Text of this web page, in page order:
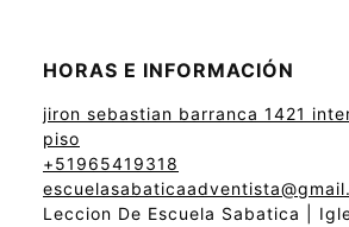
HORAS E INFORMACIÓN
jiron sebastian barranca 1421
piso
+51965419318
Leccion De Escuela Sabatica |